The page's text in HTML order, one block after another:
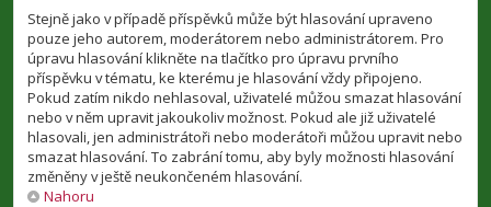
Stejně jako v případě příspěvků může být hlasování upraveno
pouze jeho autorem, moderátorem nebo administrátorem. Pro
úpravu hlasování klikněte na tlačítko pro úpravu prvního
příspěvku v tématu, ke kterému je hlasování vždy připojeno.
Pokud zatím nikdo nehlasoval, uživatelé můžou smazat hlasování
nebo v něm upravit jakoukoliv možnost. Pokud ale již uživatelé
hlasovali, jen administrátoři nebo moderátoři můžou upravit nebo
smazat hlasování. To zabrání tomu, aby byly možnosti hlasování
změněny v ještě neukončeném hlasování.
Nahoru